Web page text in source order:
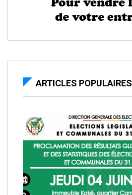
ARTICLES POPULAIRES